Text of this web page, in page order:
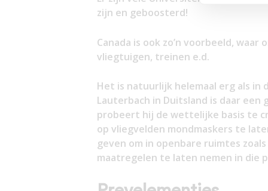
zijn en geboosterd!
Canada is ook zo’n voorbeeld,
vliegtuigen, treinen e.d.
Het is natuurlijk helemaal erg als
Lauterbach in Duitsland is daar
probeert hij de wettelijke basis te
op vliegvelden mondmaskers te
geven om in openbare ruimtes
maatregelen te laten nemen in die